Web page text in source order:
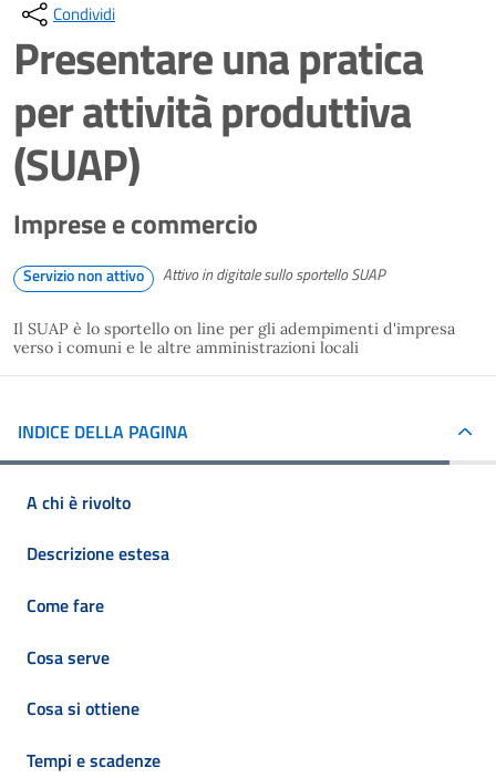
Condividi
Presentare una pratica
per attività produttiva
(SUAP)
Imprese e commercio
Servizio non attivo Attivo in digitale sullo sportello SUAP
Il SUAP è lo sportello on line per gli adempimenti d'impresa
verso i comuni e le altre amministrazioni locali
INDICE DELLA PAGINA
A chi è rivolto
Descrizione estesa
Come fare
Cosa serve
Cosa si ottiene
Tempi e scadenze